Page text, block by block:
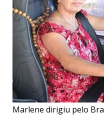
Marlene dirigiu pelo